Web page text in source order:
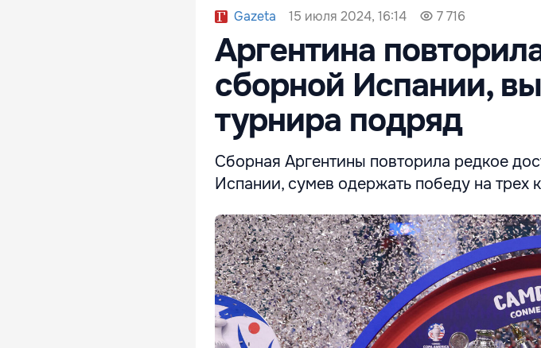
Gazeta 15 июля 2024, 16:14 7 716
Аргентина
сборной Испании,
турнира подряд
Сборная Аргентины повторила редкое
Испании, сумев одержать победу на трех